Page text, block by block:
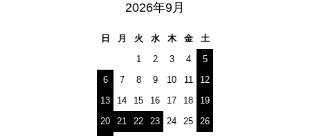
2026年9月
日 月 火 水 木 金
土
1
2 3 4
5
6
7 8 9 10 11
12
13
14 15 16 17 18
19
20
21 22 23 24 25
26